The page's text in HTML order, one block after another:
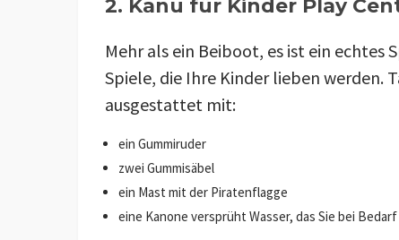
2. Kanu für Kinder Play
Mehr als ein Beiboot, es ist ein
Spiele, die Ihre Kinder lieben werden.
ausgestattet mit:
ein Gummiruder
zwei Gummisäbel
ein Mast mit der Piratenflagge
eine Kanone versprüht Wasser, das Sie bei